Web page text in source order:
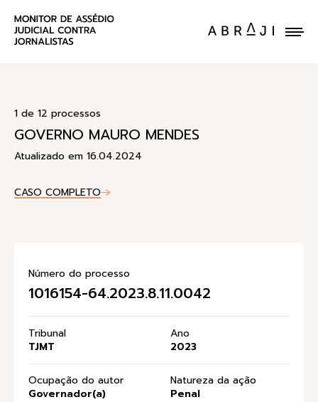
ENVIE UM CASO
1 de 12 processos
GOVERNO MAURO MENDES
Atualizado em 16.04.2024
CASO COMPLETO
Número do processo
1016154-64.2023.8.11.0042
Tribunal
TJMT
Ano
2023
Ocupação do autor
Governador(a)
Natureza da ação
Penal